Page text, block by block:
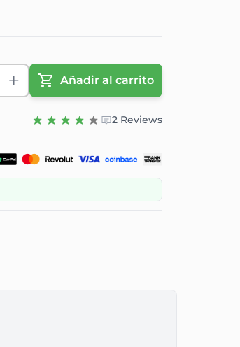
Añadir al carrito
2 Reviews